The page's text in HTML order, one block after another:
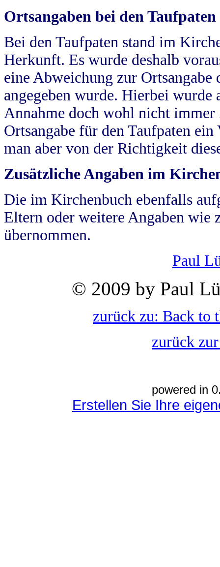
Ortsangaben bei den Taufpaten
Bei den Taufpaten stand im
Herkunft. Es wurde deshalb
eine Abweichung zur
angegeben wurde. Hierbei wurde
Annahme doch wohl nicht
Ortsangabe für den Taufpaten
man aber von der Richtigkeit
Zusätzliche Angaben im
Die im Kirchenbuch ebenfalls
Eltern oder weitere Angaben wie
übernommen.
Paul
© 2009 by Paul
zurück zu: Back to
zurück
powered in
Erstellen Sie Ihre